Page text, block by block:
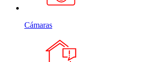
Cámaras